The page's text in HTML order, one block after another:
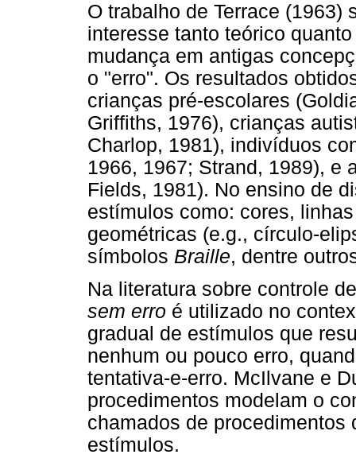
O trabalho de Terrace
interesse tanto teórico
mudança em antigas
o "erro". Os resultados
crianças pré-escolares
Griffiths, 1976), crianças
Charlop, 1981), indivíduos
1966, 1967; Strand, 1989), e
Fields, 1981). No ensino de
estímulos como: cores,
geométricas (e.g., círculo-
símbolos Braille, dentre
Na literatura sobre controle
sem erro é utilizado no
gradual de estímulos que
nenhum ou pouco erro,
tentativa-e-erro. McIlvane e
procedimentos modelam o
chamados de procedimentos
estímulos.